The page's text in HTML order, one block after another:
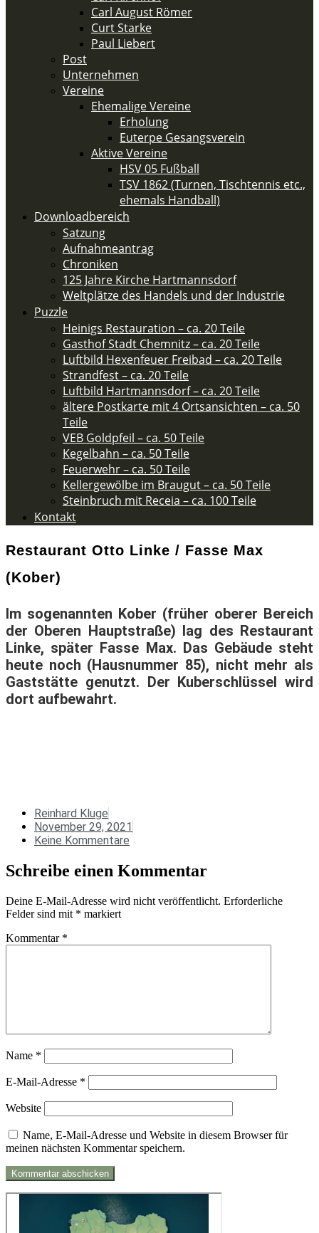
Carl August Römer
Curt Starke
Paul Liebert
Post
Unternehmen
Vereine
Ehemalige Vereine
Erholung
Euterpe Gesangsverein
Aktive Vereine
HSV 05 Fußball
TSV 1862 (Turnen, Tischtennis etc.,
ehemals Handball)
Downloadbereich
Satzung
Aufnahmeantrag
Chroniken
125 Jahre Kirche Hartmannsdorf
Weltplätze des Handels und der Industrie
Puzzle
Heinigs Restauration – ca. 20 Teile
Gasthof Stadt Chemnitz – ca. 20 Teile
Luftbild Hexenfeuer Freibad – ca. 20 Teile
Strandfest – ca. 20 Teile
Luftbild Hartmannsdorf – ca. 20 Teile
ältere Postkarte mit 4 Ortsansichten – ca. 50
Teile​
VEB Goldpfeil – ca. 50 Teile
Kegelbahn – ca. 50 Teile
Feuerwehr – ca. 50 Teile​
Kellergewölbe im Braugut – ca. 50 Teile
Steinbruch mit Receia – ca. 100 Teile
Kontakt
Restaurant Otto Linke / Fasse Max
(Kober)
Im sogenannten Kober (früher oberer Bereich
der Oberen Hauptstraße) lag des Restaurant
Linke, später Fasse Max. Das Gebäude steht
heute noch (Hausnummer 85), nicht mehr als
Gaststätte genutzt. Der Kuberschlüssel wird
dort aufbewahrt.
Reinhard Kluge
November 29, 2021
Keine Kommentare
Schreibe einen Kommentar
Deine E-Mail-Adresse wird nicht veröffentlicht. Erforderliche
Felder sind mit * markiert
Kommentar *
Name *
E-Mail-Adresse *
Website
Name, E-Mail-Adresse und Website in diesem Browser für
meinen nächsten Kommentar speichern.